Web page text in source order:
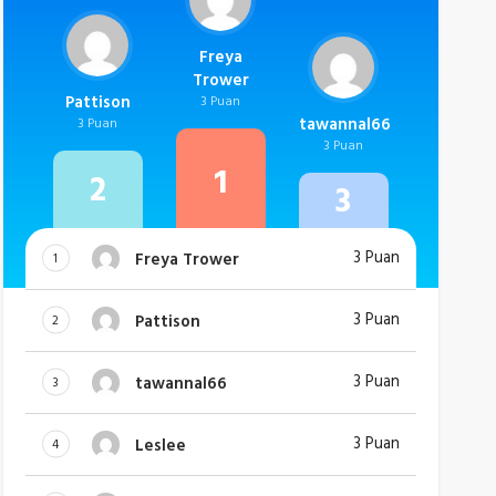
Freya
Trower
3 Puan
1
Pattison
3 Puan
2
tawannal66
3 Puan
3
1 Freya Trower 3 Puan
2 Pattison 3 Puan
3 tawannal66 3 Puan
4 Leslee 3 Puan